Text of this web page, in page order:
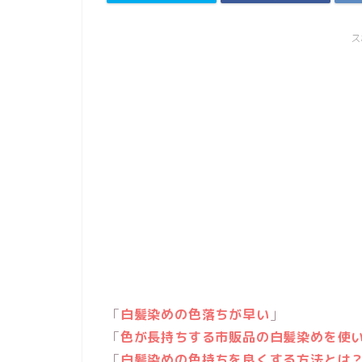
「白髪染めの色落ちが早い 」
「色が長持ちする市販品の白髪染めを使